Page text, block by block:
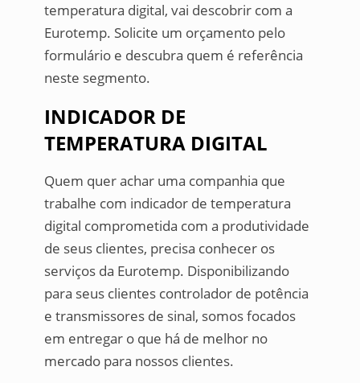
temperatura digital, vai descobrir com a
Eurotemp. Solicite um orçamento pelo
formulário e descubra quem é referência
neste segmento.
INDICADOR DE
TEMPERATURA DIGITAL
Quem quer achar uma companhia que
trabalhe com indicador de temperatura
digital comprometida com a produtividade
de seus clientes, precisa conhecer os
serviços da Eurotemp. Disponibilizando
para seus clientes controlador de potência
e transmissores de sinal, somos focados
em entregar o que há de melhor no
mercado para nossos clientes.